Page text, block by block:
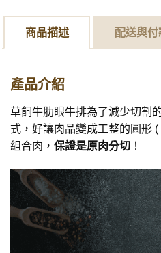
商品描述 配送與
產品介紹
草飼牛肋眼牛排為了減少切割
式，好讓肉品變成工整的圓形
組合肉， 保證是原肉分切 ！